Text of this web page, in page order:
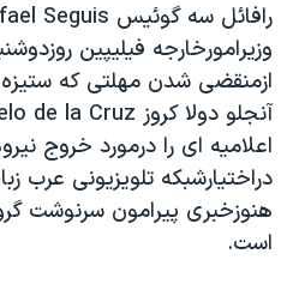
اقتصادی
علم و فناوری
اسرائیل در جنگ
گالری عکس
آرشیو پخش زنده
حمله جمهوری اسلامی به اسرائیل
رمز مهسا
ورزش زنان در ایران
اعتراضات زن، زندگی، آزادی
مجموعه مستندهای دادخواهی
تریبونال مردمی آبان ۹۸
زبانهای مختلف
وزيرامورخارجه فيليپين
ازمنقضی شدن مهلتی که
اعلاميه ای را درمورد خروج
دراختيارشبکه تلويزيونی عرب
هنوزخبری پيرامون سرنوشت
است.